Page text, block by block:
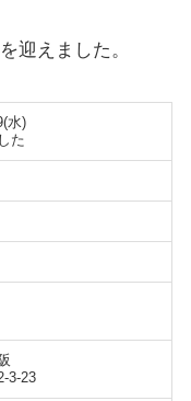
迎えました。
水)
た
3-23